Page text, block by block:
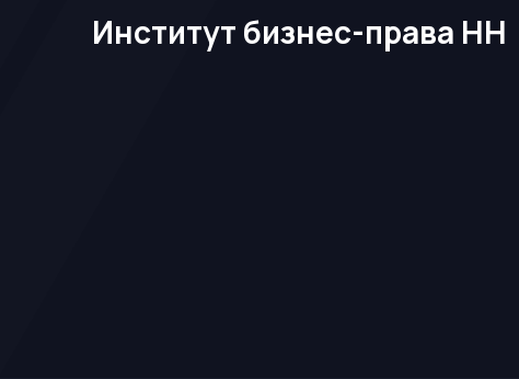
Институт бизнес-права НН